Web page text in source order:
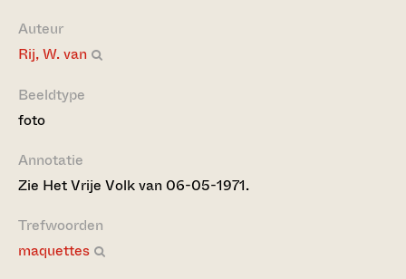
Auteur
Rij, W. van
Beeldtype
foto
Annotatie
Zie Het Vrije Volk van 06-05-1971.
Trefwoorden
maquettes